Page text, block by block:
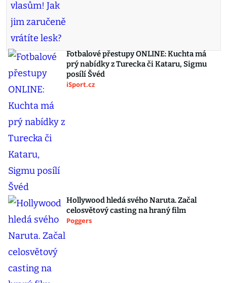
Fotbalové přestupy ONLINE: Kuchta má
prý nabídky z Turecka či Kataru, Sigmu
posílí Švéd
iSport.cz
Hollywood hledá svého Naruta. Začal
celosvětový casting na hraný film
Poggers